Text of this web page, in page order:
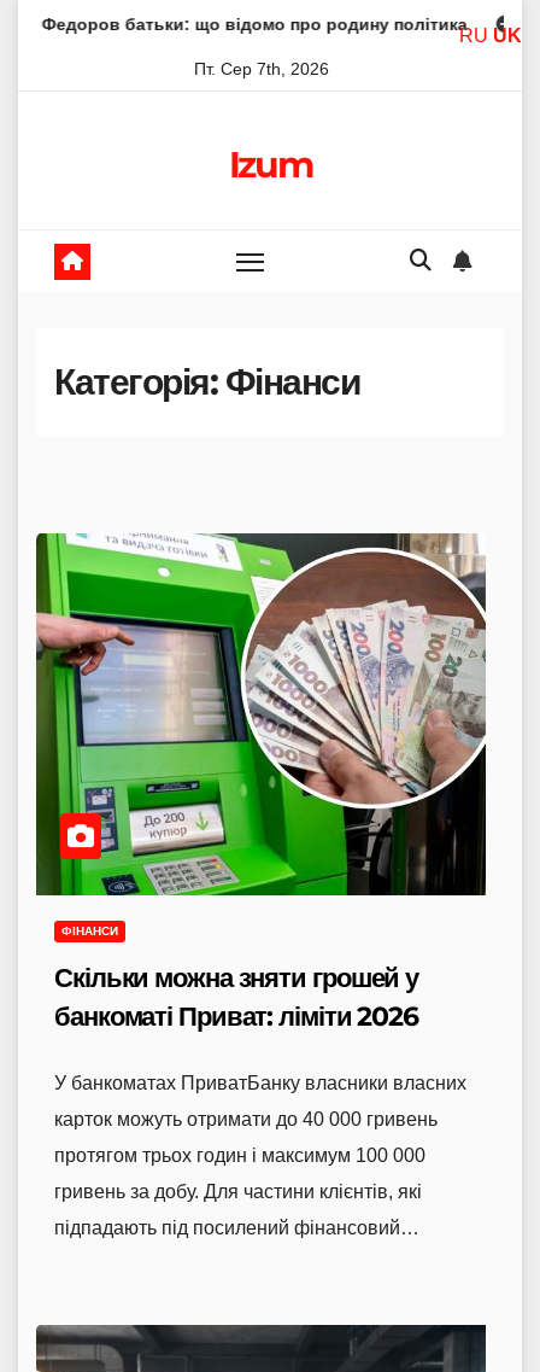
що відомо про родину політика Молитва пресвятої
Пт. Сер 7th, 2026
Izum
Категорія:Фінанси
ФІНАНСИ
Скільки можна зняти грошей у
банкоматі Приват: ліміти 2026
У банкоматах ПриватБанку власники власних
карток можуть отримати до 40 000 гривень
протягом трьох годин і максимум 100 000
гривень за добу. Для частини клієнтів, які
підпадають під посилений фінансовий…
RU UK